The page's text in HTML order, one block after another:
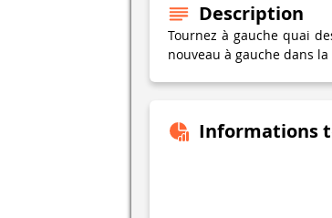
Description
Tournez à gauche quai
nouveau à gauche dans
Informations